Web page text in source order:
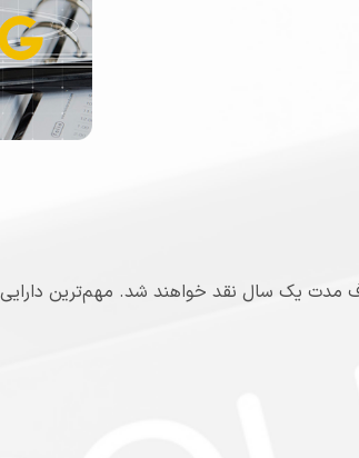
مدت یک سال نقد خواهند شد. مهم‌ترین